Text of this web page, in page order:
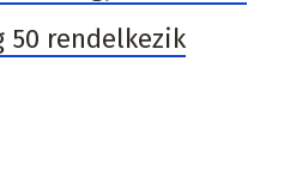
rendelkezik